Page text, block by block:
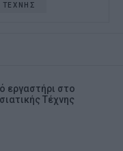
ΤΕΧΝΗΣ
εργαστήρι στο
Τέχνης